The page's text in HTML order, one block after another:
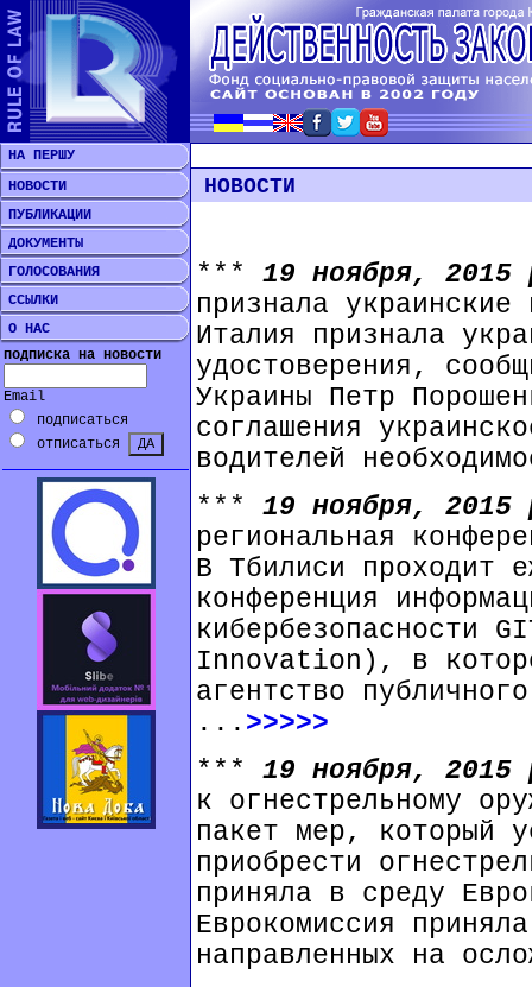
НА ПЕРШУ
НОВОСТИ
ПУБЛИКАЦИИ
ДОКУМЕНТЫ
ГОЛОСОВАНИЯ
ССЫЛКИ
О НАС
подписка на новости
Email
подписаться
отписаться
НОВОСТИ
*** 19 ноября,
признала украинские
Италия признала
удостоверения,
Украины Петр
соглашения
водителей
*** 19 ноября,
региональная
В Тбилиси проходит
конференция
кибербезопасности
Innovation), в
агентство
... >>>>>
*** 19 ноября,
к огнестрельному
пакет мер, который
приобрести
приняла в среду
Еврокомиссия
направленных на